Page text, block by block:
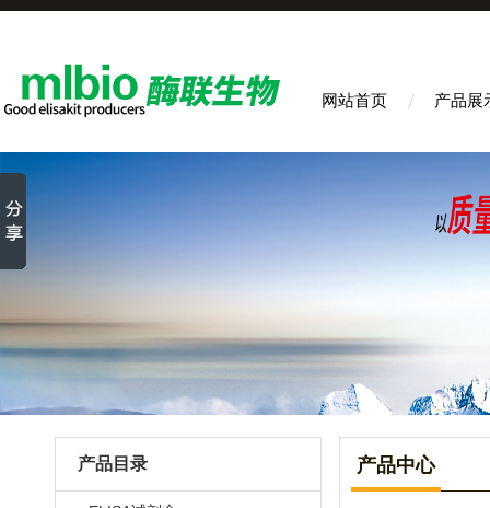
网站首页 产品展
产品目录 产品中心